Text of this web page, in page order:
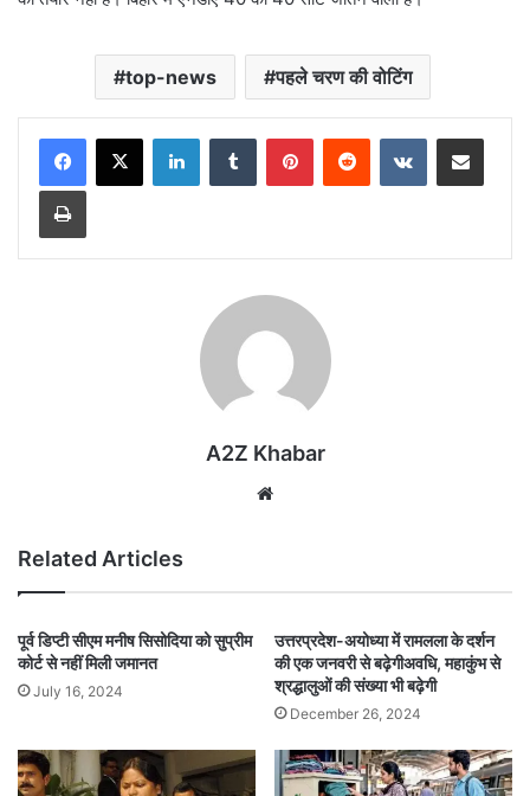
top-news पहले चरण की वोटिंग
LinkedInTumblr PinterestReddit VKontakteShare via Email
Print
A2Z Khabar
Related Articles
पूर्व डिप्टी सीएम मनीष सिसोदिया को सुप्रीम
कोर्ट से नहीं मिली जमानत
July 16, 2024
उत्तरप्रदेश-अयोध्या में रामलला के दर्शन
की एक जनवरी से बढ़ेगीअवधि, महाकुंभ से
श्रद्धालुओं की संख्या भी बढ़ेगी
December 26, 2024